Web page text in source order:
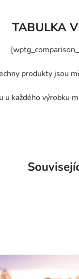
TABULKA
produkty jsou
u každého výrobku